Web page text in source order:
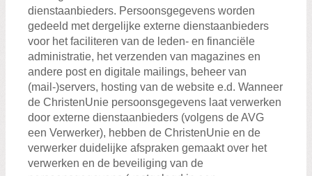
dienstaanbieders. Persoonsgegevens worden
gedeeld met dergelijke externe dienstaanbieders
voor het faciliteren van de leden- en financiële
administratie, het verzenden van magazines en
andere post en digitale mailings, beheer van
(mail-)servers, hosting van de website e.d. Wanneer
de ChristenUnie persoonsgegevens laat verwerken
door externe dienstaanbieders (volgens de AVG
een Verwerker), hebben de ChristenUnie en de
verwerker duidelijke afspraken gemaakt over het
verwerken en de beveiliging van de